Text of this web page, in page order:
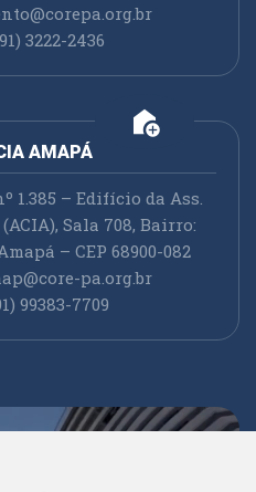
3222-2436
add_home
AMAPÁ
1.385 – Edifício da Ass.
Sala 708, Bairro:
– CEP 68900-082
pa.org.br
99383-7709